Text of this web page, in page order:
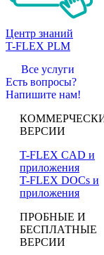
Центр знаний
T-FLEX PLM
Все услуги
Есть вопросы?
Напишите нам!
ВЕРСИИ
T-FLEX CAD и
приложения
T-FLEX DOCs и
приложения
ПРОБНЫЕ И
БЕСПЛАТНЫЕ
ВЕРСИИ